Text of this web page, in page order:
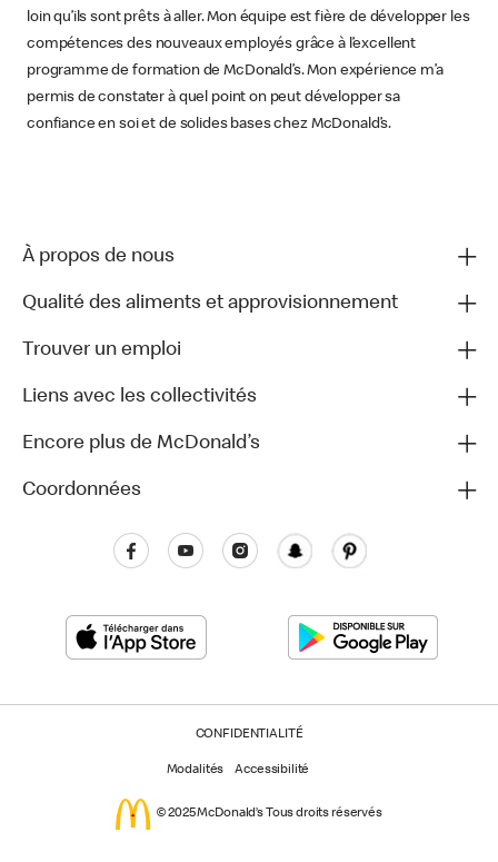
loin qu’ils sont prêts à aller. Mon équipe est fière de développer les
compétences des nouveaux employés grâce à l’excellent
programme de formation de McDonald’s. Mon expérience m’a
permis de constater à quel point on peut développer sa
confiance en soi et de solides bases chez McDonald’s.
À propos de nous
Qualité des aliments et approvisionnement
Trouver un emploi
Liens avec les collectivités
Encore plus de McDonald’s
Coordonnées
CONFIDENTIALITÉ
Modalités Accessibilité
© 2025 McDonald’s Tous droits réservés